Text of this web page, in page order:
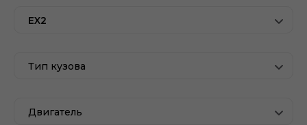
EX2
Тип кузова
Двигатель